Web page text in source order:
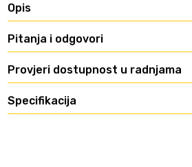
Opis
Pitanja i odgovori
Provjeri dostupnost u radnjama
Specifikacija